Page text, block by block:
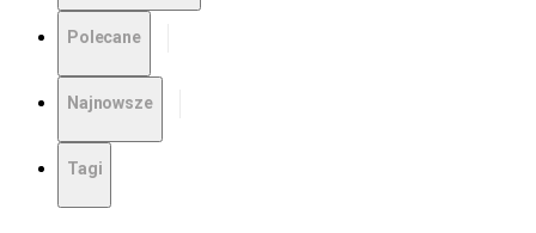
Polecane
Najnowsze
Tagi